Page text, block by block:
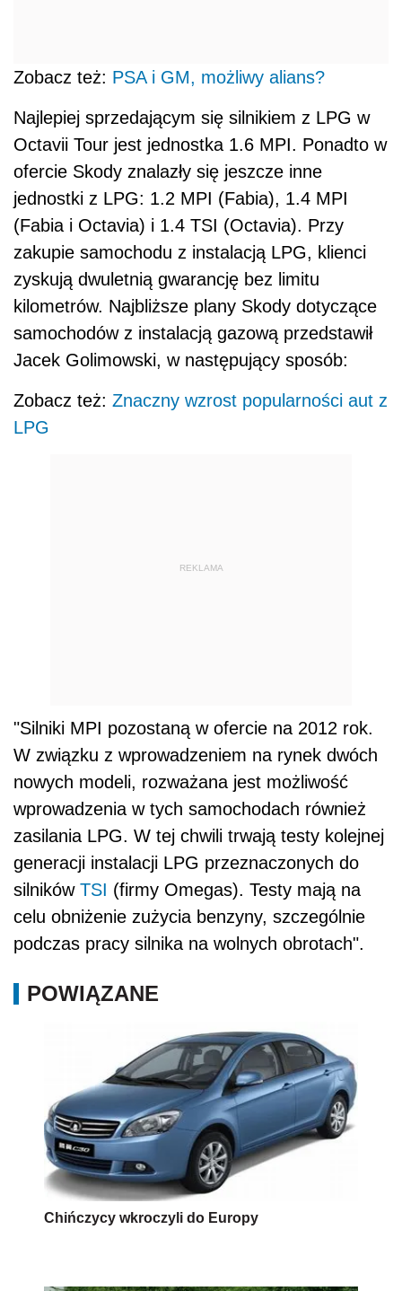
Zobacz też: PSA i GM, możliwy alians?
Najlepiej sprzedającym się silnikiem z LPG w
Octavii Tour jest jednostka 1.6 MPI. Ponadto w
ofercie Skody znalazły się jeszcze inne
jednostki z LPG: 1.2 MPI (Fabia), 1.4 MPI
(Fabia i Octavia) i 1.4 TSI (Octavia). Przy
zakupie samochodu z instalacją LPG, klienci
zyskują dwuletnią gwarancję bez limitu
kilometrów. Najbliższe plany Skody dotyczące
samochodów z instalacją gazową przedstawił
Jacek Golimowski, w następujący sposób:
Zobacz też: Znaczny wzrost popularności aut z
LPG
REKLAMA
"Silniki MPI pozostaną w ofercie na 2012 rok.
W związku z wprowadzeniem na rynek dwóch
nowych modeli, rozważana jest możliwość
wprowadzenia w tych samochodach również
zasilania LPG. W tej chwili trwają testy kolejnej
generacji instalacji LPG przeznaczonych do
silników TSI (firmy Omegas). Testy mają na
celu obniżenie zużycia benzyny, szczególnie
podczas pracy silnika na wolnych obrotach".
POWIĄZANE
Chińczycy wkroczyli do Europy